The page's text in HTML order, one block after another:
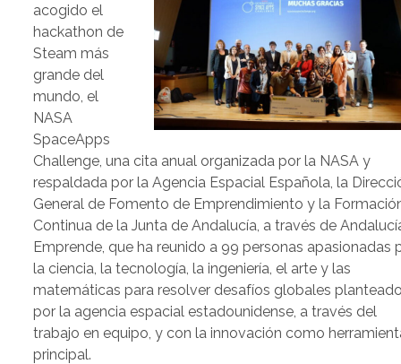
acogido el
hackathon de
Steam más
grande del
mundo, el
NASA
SpaceApps
Challenge, una cita anual organizada por la NASA y
respaldada por la Agencia Espacial Española, la
General de Fomento de Emprendimiento y la
Continua de la Junta de Andalucía, a través de
Emprende, que ha reunido a 99 personas apasionadas
la ciencia, la tecnología, la ingeniería, el arte y las
matemáticas para resolver desafíos globales
por la agencia espacial estadounidense, a través del
trabajo en equipo, y con la innovación como
principal.